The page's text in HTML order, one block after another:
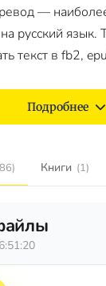
—
русский язык.
текст в fb2,
Подробнее
Книги (1)